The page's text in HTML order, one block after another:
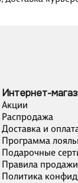
Интернет-
Акции
Распродажа
Доставка и
Программа
Подарочные
Правила продажи
Политика